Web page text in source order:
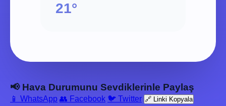
21°
📢 Hava Durumunu Sevdiklerinle Paylaş
📱 WhatsApp 👥 Facebook 🐦 Twitter 🔗 Linki Kopyala